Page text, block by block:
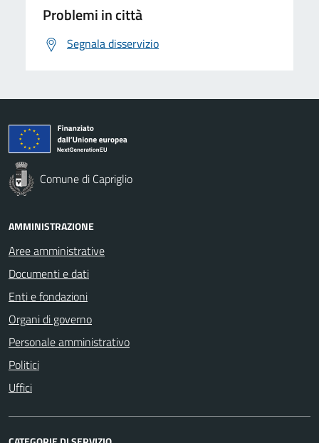
Problemi in città
Segnala disservizio
Comune di Capriglio
AMMINISTRAZIONE
Aree amministrative
Documenti e dati
Enti e fondazioni
Organi di governo
Personale amministrativo
Politici
Uffici